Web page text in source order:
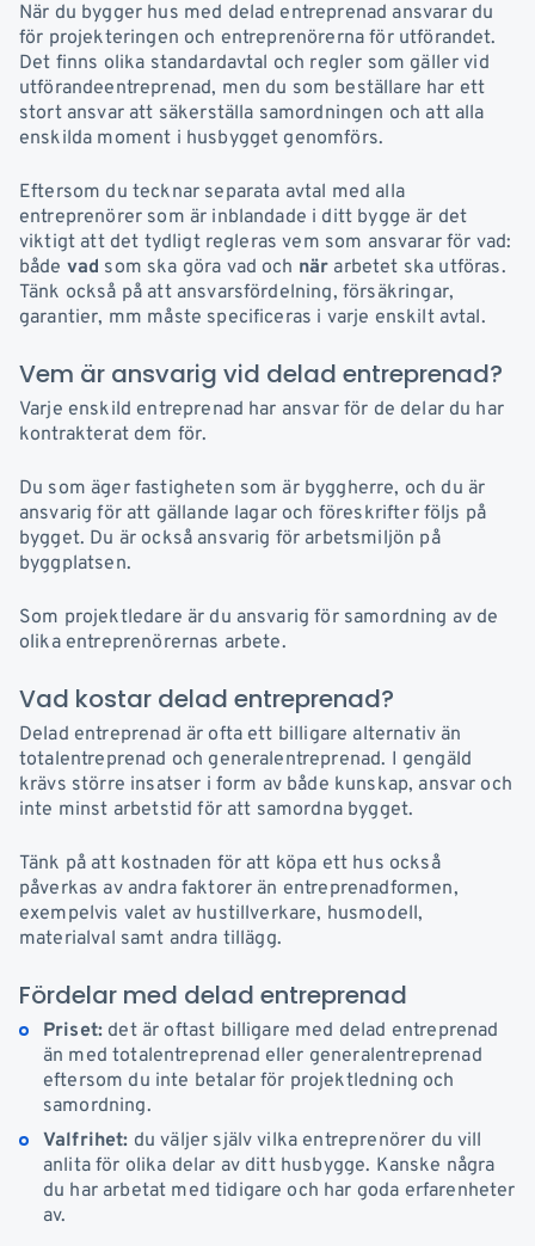
När du bygger hus med delad entreprenad ansvarar du
för projekteringen och entreprenörerna för utförandet.
Det finns olika standardavtal och regler som gäller vid
utförandeentreprenad, men du som beställare har ett
stort ansvar att säkerställa samordningen och att alla
enskilda moment i husbygget genomförs.
Eftersom du tecknar separata avtal med alla
entreprenörer som är inblandade i ditt bygge är det
viktigt att det tydligt regleras vem som ansvarar för vad:
både vad som ska göra vad och när arbetet ska utföras.
Tänk också på att ansvarsfördelning, försäkringar,
garantier, mm måste specificeras i varje enskilt avtal.
Vem är ansvarig vid delad entreprenad?
Varje enskild entreprenad har ansvar för de delar du har
kontrakterat dem för.
Du som äger fastigheten som är byggherre, och du är
ansvarig för att gällande lagar och föreskrifter följs på
bygget. Du är också ansvarig för arbetsmiljön på
byggplatsen.
Som projektledare är du ansvarig för samordning av de
olika entreprenörernas arbete.
Vad kostar delad entreprenad?
Delad entreprenad är ofta ett billigare alternativ än
totalentreprenad och generalentreprenad. I gengäld
krävs större insatser i form av både kunskap, ansvar och
inte minst arbetstid för att samordna bygget.
Tänk på att kostnaden för att köpa ett hus också
påverkas av andra faktorer än entreprenadformen,
exempelvis valet av hustillverkare, husmodell,
materialval samt andra tillägg.
Fördelar med delad entreprenad
Priset: det är oftast billigare med delad entreprenad
än med totalentreprenad eller generalentreprenad
eftersom du inte betalar för projektledning och
samordning.
Valfrihet: du väljer själv vilka entreprenörer du vill
anlita för olika delar av ditt husbygge. Kanske några
du har arbetat med tidigare och har goda erfarenheter
av.